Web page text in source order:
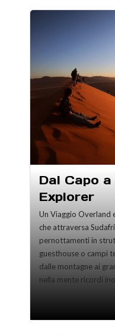
Dal Capo
Explorer
Un Viaggio Overland
che attraversa
pernottamenti in
guesthouse o campi
dalle montagne ai
nella mente ricordi